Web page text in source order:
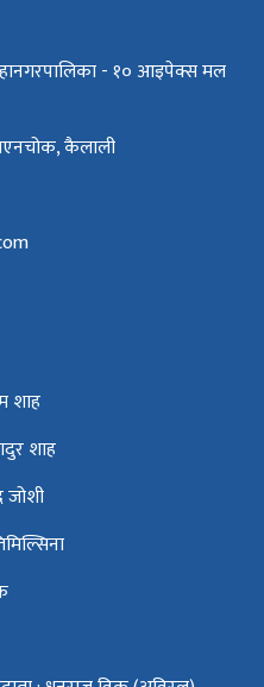
- १० आइपेक्स मल
कैलाली
शाह
शाह
जोशी